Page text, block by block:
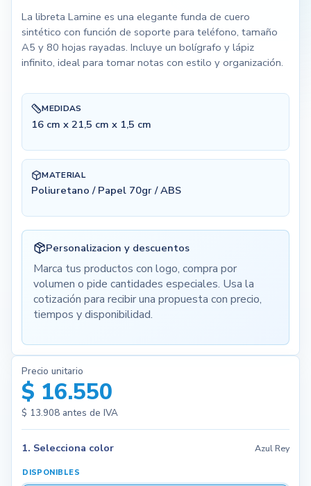
La libreta Lamine es una elegante funda de cuero
sintético con función de soporte para teléfono, tamaño
A5 y 80 hojas rayadas. Incluye un bolígrafo y lápiz
infinito, ideal para tomar notas con estilo y organización.
MEDIDAS
16 cm x 21,5 cm x 1,5 cm
MATERIAL
Poliuretano / Papel 70gr / ABS
Personalizacion y descuentos
Marca tus productos con logo, compra por
volumen o pide cantidades especiales. Usa la
cotización para recibir una propuesta con precio,
tiempos y disponibilidad.
Precio unitario
$ 16.550
$ 13.908antes de IVA
1. Selecciona color Azul Rey
DISPONIBLES